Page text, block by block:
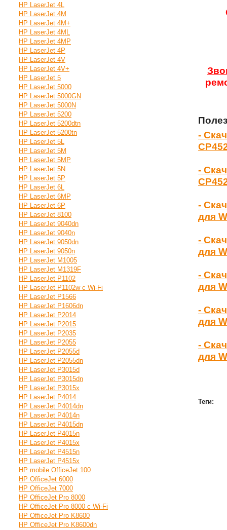
HP LaserJet 4L
HP LaserJet 4M
HP LaserJet 4M+
HP LaserJet 4ML
HP LaserJet 4MP
HP LaserJet 4P
HP LaserJet 4V
HP LaserJet 4V+
HP LaserJet 5
HP LaserJet 5000
HP LaserJet 5000GN
HP LaserJet 5000N
HP LaserJet 5200
HP LaserJet 5200dtn
HP LaserJet 5200tn
HP LaserJet 5L
HP LaserJet 5M
HP LaserJet 5MP
HP LaserJet 5N
HP LaserJet 5P
HP LaserJet 6L
HP LaserJet 6MP
HP LaserJet 6P
HP LaserJet 8100
HP LaserJet 9040dn
HP LaserJet 9040n
HP LaserJet 9050dn
HP LaserJet 9050n
HP LaserJet M1005
HP LaserJet M1319F
HP LaserJet P1102
HP LaserJet P1102w с Wi-Fi
HP LaserJet P1566
HP LaserJet P1606dn
HP LaserJet P2014
HP LaserJet P2015
HP LaserJet P2035
HP LaserJet P2055
HP LaserJet P2055d
HP LaserJet P2055dn
HP LaserJet P3015d
HP LaserJet P3015dn
HP LaserJet P3015x
HP LaserJet P4014
HP LaserJet P4014dn
HP LaserJet P4014n
HP LaserJet P4015dn
HP LaserJet P4015n
HP LaserJet P4015x
HP LaserJet P4515n
HP LaserJet P4515x
HP mobile OfficeJet 100
HP OfficeJet 6000
HP OfficeJet 7000
HP OfficeJet Pro 8000
HP OfficeJet Pro 8000 с Wi-Fi
HP OfficeJet Pro K8600
HP OfficeJet Pro K8600dn
-
-
-
для
-
для
-
для
-
для
-
для
Теги: